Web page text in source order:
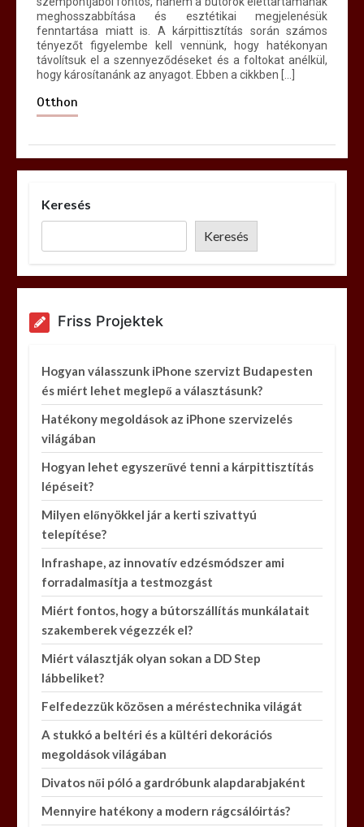
meghosszabbítása és esztétikai megjelenésük
fenntartása miatt is. A kárpittisztítás során számos
tényezőt figyelembe kell vennünk, hogy hatékonyan
távolítsuk el a szennyeződéseket és a foltokat anélkül,
hogy károsítanánk az anyagot. Ebben a cikkben […]
Otthon
Keresés
Keresés
Friss Projektek
Hogyan válasszunk iPhone szervizt Budapesten
és miért lehet meglepő a választásunk?
Hatékony megoldások az iPhone szervizelés
világában
Hogyan lehet egyszerűvé tenni a kárpittisztítás
lépéseit?
Milyen előnyökkel jár a kerti szivattyú
telepítése?
Infrashape, az innovatív edzésmódszer ami
forradalmasítja a testmozgást
Miért fontos, hogy a bútorszállítás munkálatait
szakemberek végezzék el?
Miért választják olyan sokan a DD Step
lábbeliket?
Felfedezzük közösen a méréstechnika világát
A stukkó a beltéri és a kültéri dekorációs
megoldások világában
Divatos női póló a gardróbunk alapdarabjaként
Mennyire hatékony a modern rágcsálóirtás?